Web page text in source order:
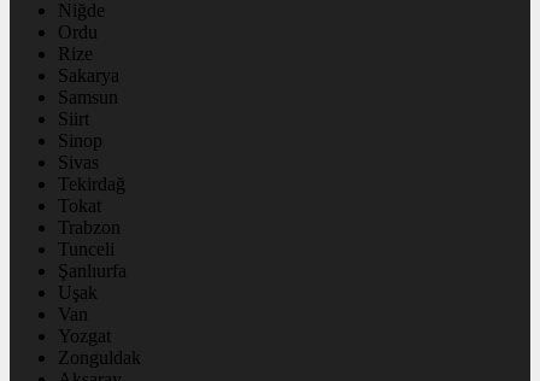
Niğde
Ordu
Rize
Sakarya
Samsun
Siirt
Sinop
Sivas
Tekirdağ
Tokat
Trabzon
Tunceli
Şanlıurfa
Uşak
Van
Yozgat
Zonguldak